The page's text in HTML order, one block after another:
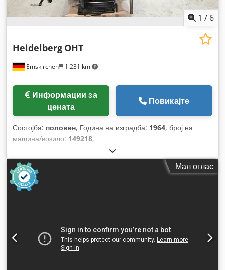
1 / 6
Emskirchen 1.231 km
Heidelberg OHT
цената
Повикајте
Состојба: половен, Година на изградба: 1964, број на
машина/возило: 149218,
Мал оглас